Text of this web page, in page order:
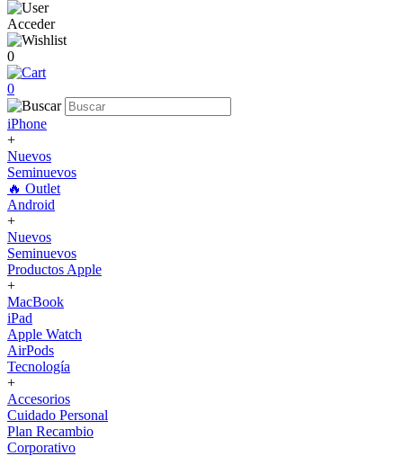
Acceder
0
0
iPhone
+
Nuevos
Seminuevos
🔥 Outlet
Android
+
Nuevos
Seminuevos
Productos Apple
+
MacBook
iPad
Apple Watch
AirPods
Tecnología
+
Accesorios
Cuidado Personal
Plan Recambio
Corporativo